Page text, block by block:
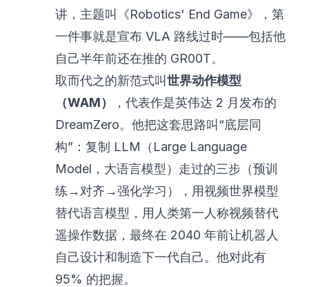
讲，主题叫《Robotics' End Game》，第
一件事就是宣布 VLA 路线过时——包括他
自己半年前还在推的 GR00T。
取而代之的新范式叫世界动作模型
（WAM）
，代表作是英伟达 2 月发布的
DreamZero。他把这套思路叫“底层同
构”：复制 LLM（Large Language
Model，大语言模型）走过的三步（预训
练→对齐→强化学习），用视频世界模型
替代语言模型，用人类第一人称视频替代
遥操作数据，最终在 2040 年前让机器人
自己设计和制造下一代自己。他对此有
95% 的把握。